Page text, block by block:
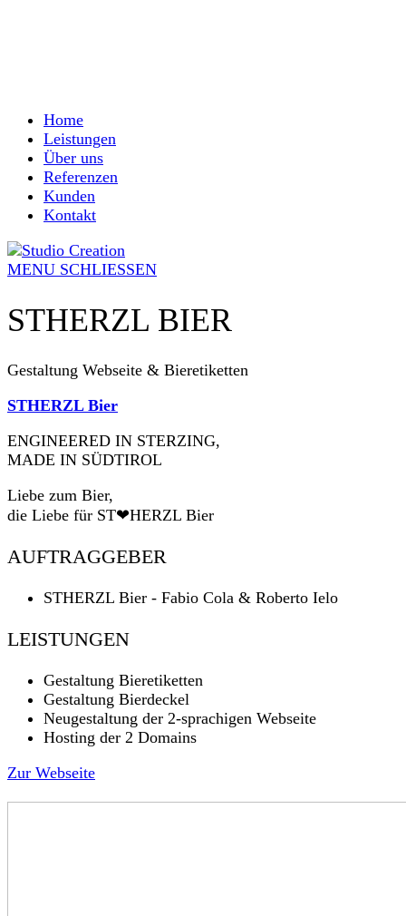
Home
Leistungen
Über uns
Referenzen
Kunden
Kontakt
MENU SCHLIESSEN
STHERZL BIER
Gestaltung Webseite & Bieretiketten
STHERZL Bier
ENGINEERED IN STERZING,
MADE IN SÜDTIROL
Liebe zum Bier,
die Liebe für ST❤HERZL Bier
AUFTRAGGEBER
STHERZL Bier - Fabio Cola & Roberto Ielo
LEISTUNGEN
Gestaltung Bieretiketten
Gestaltung Bierdeckel
Neugestaltung der 2-sprachigen Webseite
Hosting der 2 Domains
Zur Webseite